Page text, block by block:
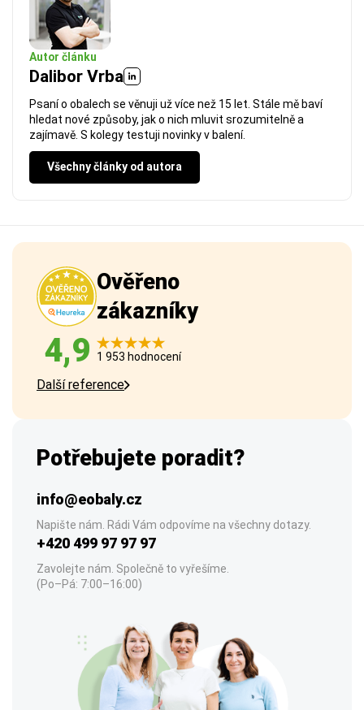
Autor článku
Dalibor Vrba
Psaní o obalech se věnuji už více než 15 let. Stále mě baví
hledat nové způsoby, jak o nich mluvit srozumitelně a
zajímavě. S kolegy testuji novinky v balení.
Všechny články od autora
Ověřeno
zákazníky
4,9 1 953 hodnocení
Další reference
Potřebujete poradit?
info@eobaly.cz
Napište nám. Rádi Vám odpovíme na všechny dotazy.
+420 499 97 97 97
Zavolejte nám. Společně to vyřešíme.
(Po–Pá: 7:00–16:00)